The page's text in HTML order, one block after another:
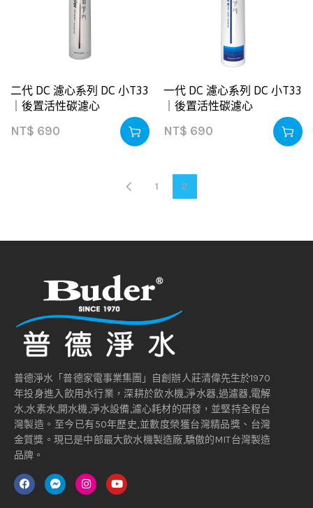
二代 DC 濾心系列 DC 小T33
｜後置活性碳濾心
NT$ 690
一代 DC 濾心系列 DC 小T33
｜後置活性碳濾心
NT$ 690
1 2
普德淨水「普德家電事業集團」自創辦人莊清偉先生於1970
年投身進入飲用水行業，深耕於飲水機,淨水器,過濾器,電解
水,水素水,開水機,淨水設備,濾心耗材的研發，並堅持全程台
灣製造。至今已有50年歷史,並數度榮獲台灣精品獎、台灣
金質獎。現已是中部最大飲水機製造廠,驕傲的MIT台灣製造
品牌。